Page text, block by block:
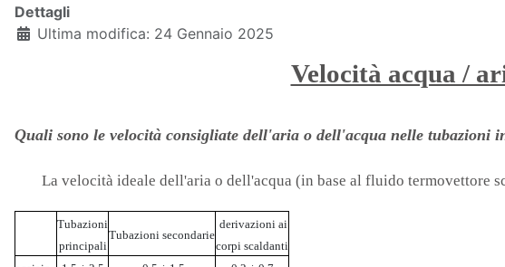
Dettagli
Ultima modifica: 24 Gennaio 2025
Velocità acqua /
Quali sono le velocità consigliate dell'aria o dell'acqua nelle tubazioni
La velocità ideale dell'aria o dell'acqua (in base al fluido termovettore
Tubazioni
principali
Tubazioni secondarie
derivazioni ai
corpi scaldanti